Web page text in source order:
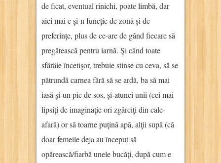
de ficat, eventual rinichi, poate limbă, dar
aici mai e şi-n funcţie de zonă şi de
preferinţe, plus de ce-are de gând fiecare să
pregătească pentru iarnă. Şi când toate
sfârâie încetişor, trebuie stinse cu ceva, să se
pătrundă carnea fără să se ardă, ba să mai
iasă şi-un pic de sos, şi-atunci unii (cei mai
lipsiţi de imaginaţie ori zgârciţi din cale-
afară) or să toarne puţină apă, alţii supă (că
doar femeile deja au început să
opărească/fiarbă unele bucăţi, după cum e